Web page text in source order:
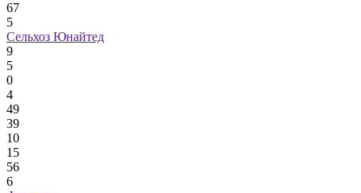
67
5
Сельхоз Юнайтед
9
5
0
4
49
39
10
15
56
6